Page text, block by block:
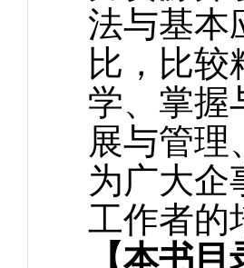
法与基本
比，比
学、掌握
展与管理
为广大企
工作者的
【本书目